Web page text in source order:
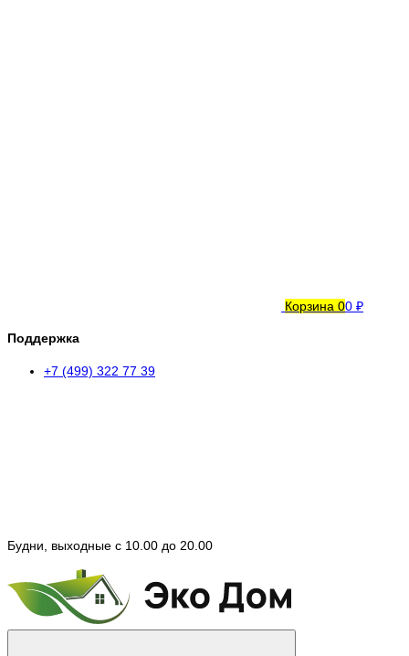
Корзина 00 ₽
Поддержка
+7 (499) 322 77 39
Будни, выходные с 10.00 до 20.00